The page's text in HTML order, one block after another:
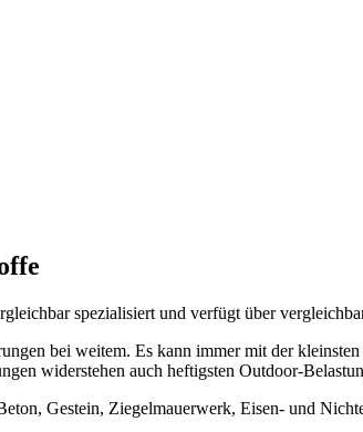
spezialisiert und verfügt über
bei weitem. Es kann immer mit der
widerstehen auch heftigsten Outdoor-
Gestein, Ziegelmauerwerk, Eisen- und